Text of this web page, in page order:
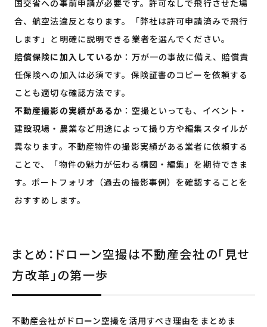
国交省への事前申請が必要です。許可なしで飛行させた場
合、航空法違反となります。「弊社は許可申請済みで飛行
します」と明確に説明できる業者を選んでください。
賠償保険に加入しているか ：万が一の事故に備え、賠償責
任保険への加入は必須です。保険証書のコピーを依頼する
ことも適切な確認方法です。
不動産撮影の実績があるか ：空撮といっても、イベント・
建設現場・農業など用途によって撮り方や編集スタイルが
異なります。不動産物件の撮影実績がある業者に依頼する
ことで、「物件の魅力が伝わる構図・編集」を期待できま
す。ポートフォリオ（過去の撮影事例）を確認することを
おすすめします。
まとめ：ドローン空撮は不動産会社の「見せ
方改革」の第一歩
不動産会社がドローン空撮を活用すべき理由をまとめま